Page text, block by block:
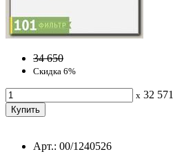
34 650
Скидка 6%
x 32 571
Арт.: 00/1240526